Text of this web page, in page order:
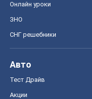
Онлайн уроки
ЗНО
СНГ решебники
Авто
Тест Драйв
Акции